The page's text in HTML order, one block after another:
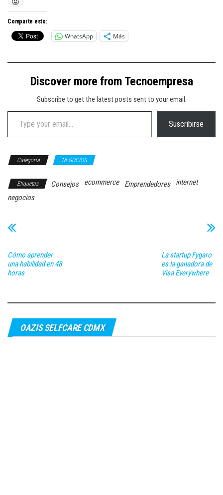
Comparte esto:
WhatsApp Más
Discover more from Tecnoempresa
Subscribe to get the latest posts sent to your email.
Type your email…
Suscribirse
Categoría NEGOCIOS
Etiquetas Consejos ecommerce Emprendedores
internet
negocios
Cómo aprender
una habilidad en 48
horas
La startup Fygaro
es la ganadora de
Visa Everywhere
OAZIS SELFCARE CDMX